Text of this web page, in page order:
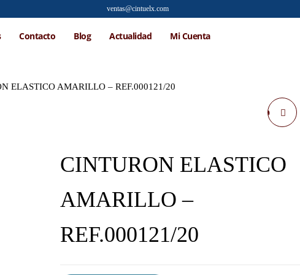
ventas@cintuelx.com
Contacto Blog Actualidad Mi Cuenta
ELASTICO AMARILLO – REF.000121/20
CINTURON ELASTICO
CINTURON ELASTICO
AMARILLO –
REF.000121/20